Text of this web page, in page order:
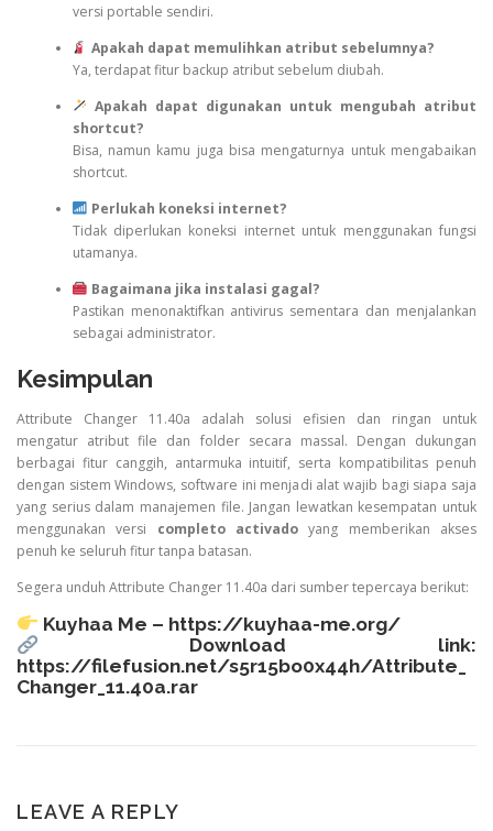
versi portable sendiri.
Apakah dapat memulihkan atribut sebelumnya?
Ya, terdapat fitur backup atribut sebelum diubah.
Apakah dapat digunakan untuk mengubah atribut
shortcut?
Bisa, namun kamu juga bisa mengaturnya untuk mengabaikan
shortcut.
Perlukah koneksi internet?
Tidak diperlukan koneksi internet untuk menggunakan fungsi
utamanya.
Bagaimana jika instalasi gagal?
Pastikan menonaktifkan antivirus sementara dan menjalankan
sebagai administrator.
Kesimpulan
Attribute Changer 11.40a adalah solusi efisien dan ringan untuk
mengatur atribut file dan folder secara massal. Dengan dukungan
berbagai fitur canggih, antarmuka intuitif, serta kompatibilitas penuh
dengan sistem Windows, software ini menjadi alat wajib bagi siapa saja
yang serius dalam manajemen file. Jangan lewatkan kesempatan untuk
menggunakan versi completo activado yang memberikan akses
penuh ke seluruh fitur tanpa batasan.
Segera unduh Attribute Changer 11.40a dari sumber tepercaya berikut:
Kuyhaa Me – https://kuyhaa-me.org/
Download link:
https://filefusion.net/s5r15bo0x44h/Attribute_
Changer_11.40a.rar
LEAVE A REPLY